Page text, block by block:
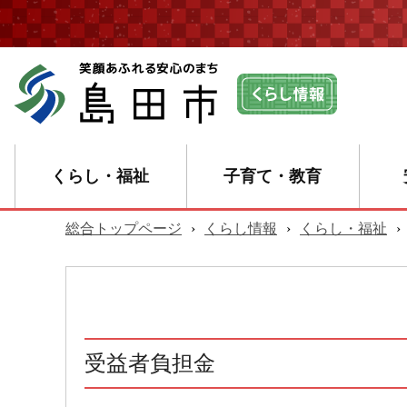
くらし・福祉 子育て・教育
総合トップページ › くらし情報 › くらし・福祉 ›
受益者負担金